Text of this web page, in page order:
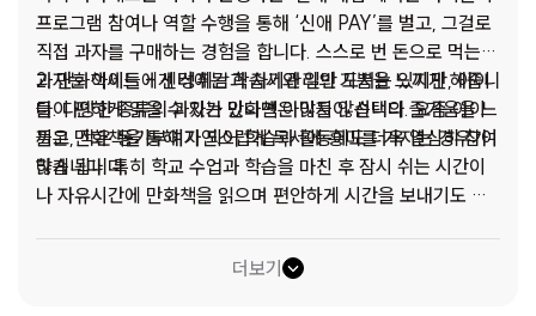
프로그램 참여나 역할 수행을 통해 ‘신애 PAY’를 벌고, 그걸로
직접 과자를 구매하는 경험을 합니다. 스스로 번 돈으로 먹는
과자는 아이들에게 성취감과 자기관리의 기쁨을 느끼게 해줍니
다. 다양한 종류의 과자가 있다면 아이들이 선택의 즐거움을 느
끼고, 작은 동기부여가 되어 학습과 활동에도 더욱 열심히 참여
하게 됩니다.
2. 만화책세트 - 센터에는 학습서와 일반 도서는 있지만, 아이
들이 편하게 읽을 수 있는 만화책은 많지 않습니다. 요즘 아이
들은 만화책을 통해 자연스럽게 독서에 흥미를 가지는 경우가
많습니다. 특히 학교 수업과 학습을 마친 후 잠시 쉬는 시간이
나 자유시간에 만화책을 읽으며 편안하게 시간을 보내기도 합
독서 습관을 기르는 계기가 되기도 합니다. 친구들과 함께 같은
책을 읽고 이야기하며 자연스럽게 소통하고 공감하는 시간도
더보기